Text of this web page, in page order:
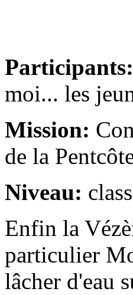
Participants:
moi... les
Mission:
de la
Niveau:
Enfin la
particulier
lâcher d'eau